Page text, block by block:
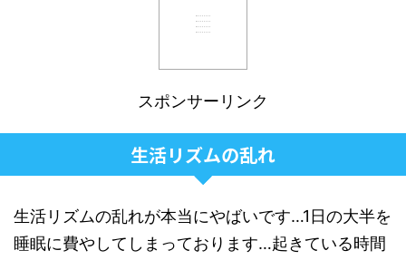
スポンサーリンク
生活リズムの乱れ
生活リズムの乱れが本当にやばいです…1日の大半を
睡眠に費やしてしまっております…起きている時間